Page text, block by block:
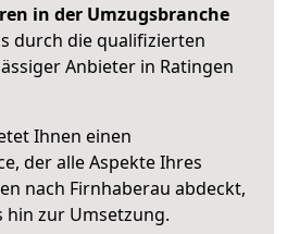
in der Umzugsbranche
durch die qualifizierten
Anbieter in Ratingen
Ihnen einen
der alle Aspekte Ihres
nach Firnhaberau abdeckt,
hin zur Umsetzung.